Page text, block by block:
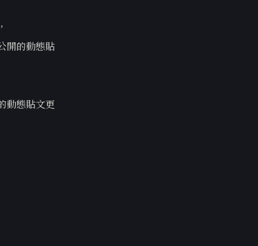
開的動態貼
動態貼文更